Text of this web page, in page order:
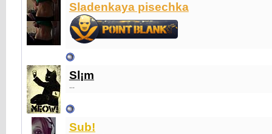
Sladenkaya pisechka
Sl¡m
Sub!